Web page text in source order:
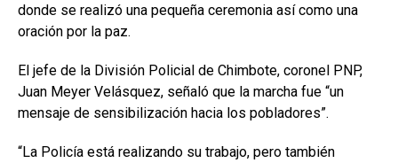
donde se realizó una pequeña ceremonia así como una
oración por la paz.
El jefe de la División Policial de Chimbote, coronel PNP,
Juan Meyer Velásquez, señaló que la marcha fue “un
mensaje de sensibilización hacia los pobladores”.
“La Policía está realizando su trabajo, pero también